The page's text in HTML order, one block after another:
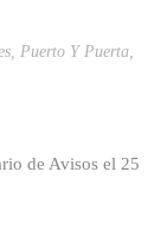
, Puerto Y Puerta,
de Avisos el 25